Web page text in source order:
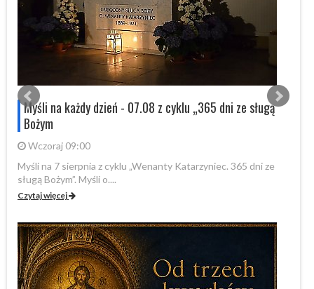
Myśli na każdy dzień - 07.08 z cyklu „365 dni ze sługą
Bożym
Wczoraj 09:00
Myśli na 7 sierpnia z cyklu „Wenanty Katarzyniec. 365 dni ze
sługą Bożym”. Myśli o....
Czytaj więcej